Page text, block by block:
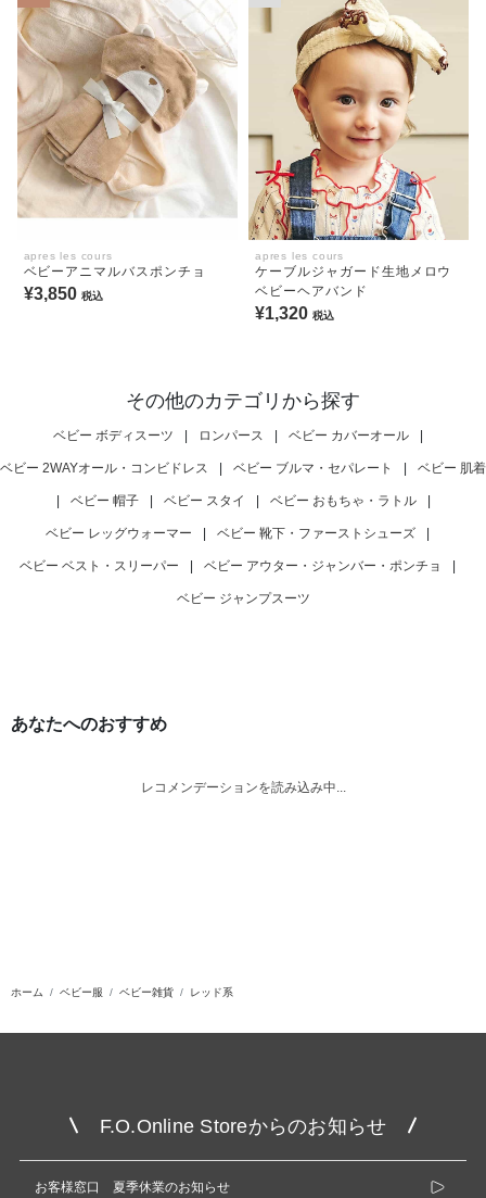
apres les cours
ベビーアニマルバスポンチョ
¥3,850 税込
apres les cours
ケーブルジャガード生地メロウ
ベビーヘアバンド
¥1,320 税込
その他のカテゴリから探す
ベビー ボディスーツ | ロンパース | ベビー カバーオール |
ベビー 2WAYオール・コンビドレス | ベビー ブルマ・セパレート | ベビー 肌着
| ベビー 帽子 | ベビー スタイ | ベビー おもちゃ・ラトル |
ベビー レッグウォーマー | ベビー 靴下・ファーストシューズ |
ベビー ベスト・スリーパー | ベビー アウター・ジャンバー・ポンチョ |
ベビー ジャンプスーツ
あなたへのおすすめ
レコメンデーションを読み込み中...
ホーム ベビー服 ベビー雑貨 レッド系
F.O.Online Storeからのお知らせ
お客様窓口 夏季休業のお知らせ